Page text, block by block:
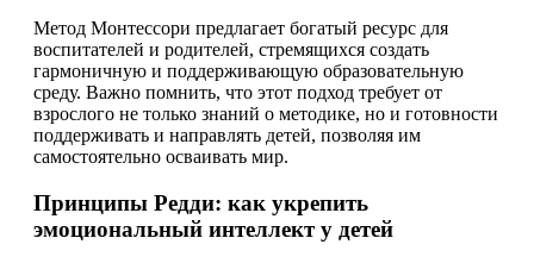
Метод Монтессори предлагает богатый ресурс для
воспитателей и родителей, стремящихся создать
гармоничную и поддерживающую образовательную
среду. Важно помнить, что этот подход требует от
взрослого не только знаний о методике, но и готовности
поддерживать и направлять детей, позволяя им
самостоятельно осваивать мир.
Принципы Редди: как укрепить
эмоциональный интеллект у детей